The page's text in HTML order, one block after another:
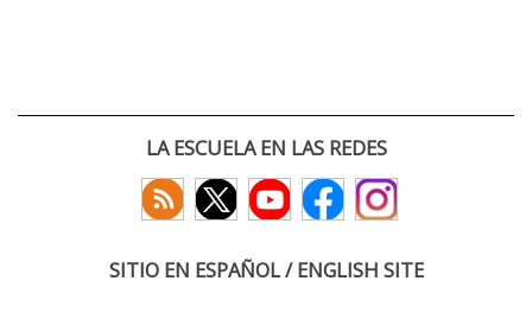
LA ESCUELA EN LAS REDES
SITIO EN ESPAÑOL / ENGLISH SITE